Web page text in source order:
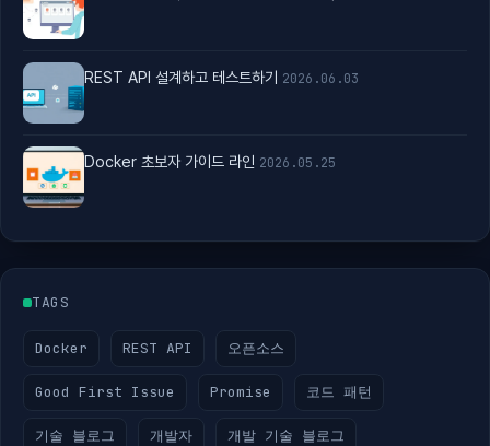
REST API 설계하고 테스트하기 2026.06.03
Docker 초보자 가이드 라인 2026.05.25
TAGS
Docker REST API 오픈소스
Good First Issue Promise 코드 패턴
기술 블로그 개발자 개발 기술 블로그